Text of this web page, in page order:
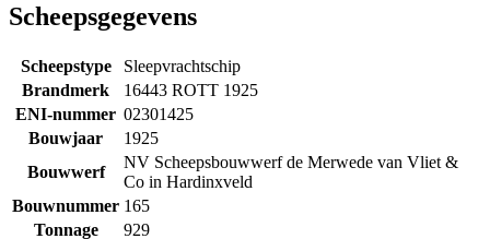
Scheepsgegevens
Scheepstype
Sleepvrachtschip
Brandmerk
16443 ROTT 1925
ENI-nummer 02301425
Bouwjaar
1925
Bouwwerf
NV Scheepsbouwwerf de Merwede van Vliet &
Co in Hardinxveld
Bouwnummer 165
Tonnage
929